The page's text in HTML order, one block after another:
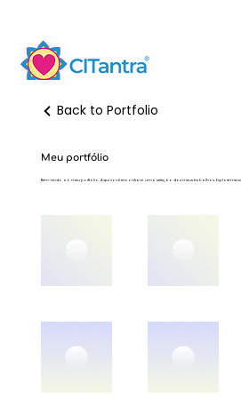
Back to Portfolio
Meu portfólio
Bem-vindo ao meu portfólio. Aqui você encontrará uma seleção dos meus trabalhos. Explore